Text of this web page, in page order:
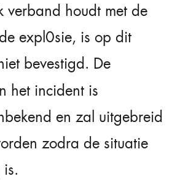
verband houdt met de
expl0sie, is op dit
bevestigd. De
het incident is
en zal uitgebreid
zodra de situatie